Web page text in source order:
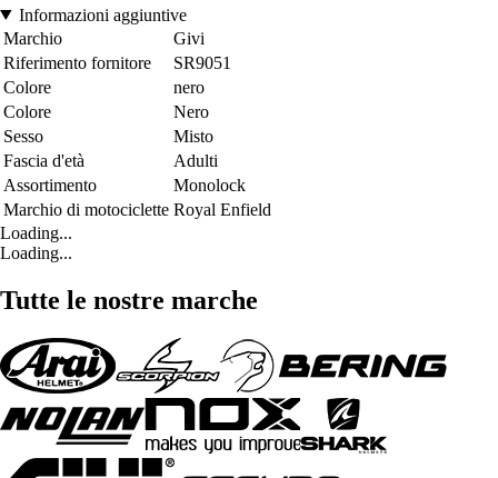
Informazioni aggiuntive
Marchio
Givi
Riferimento fornitore
SR9051
Colore
nero
Colore
Nero
Sesso
Misto
Fascia d'età
Adulti
Assortimento
Monolock
Marchio di motociclette Royal Enfield
Loading...
Loading...
Tutte le nostre marche